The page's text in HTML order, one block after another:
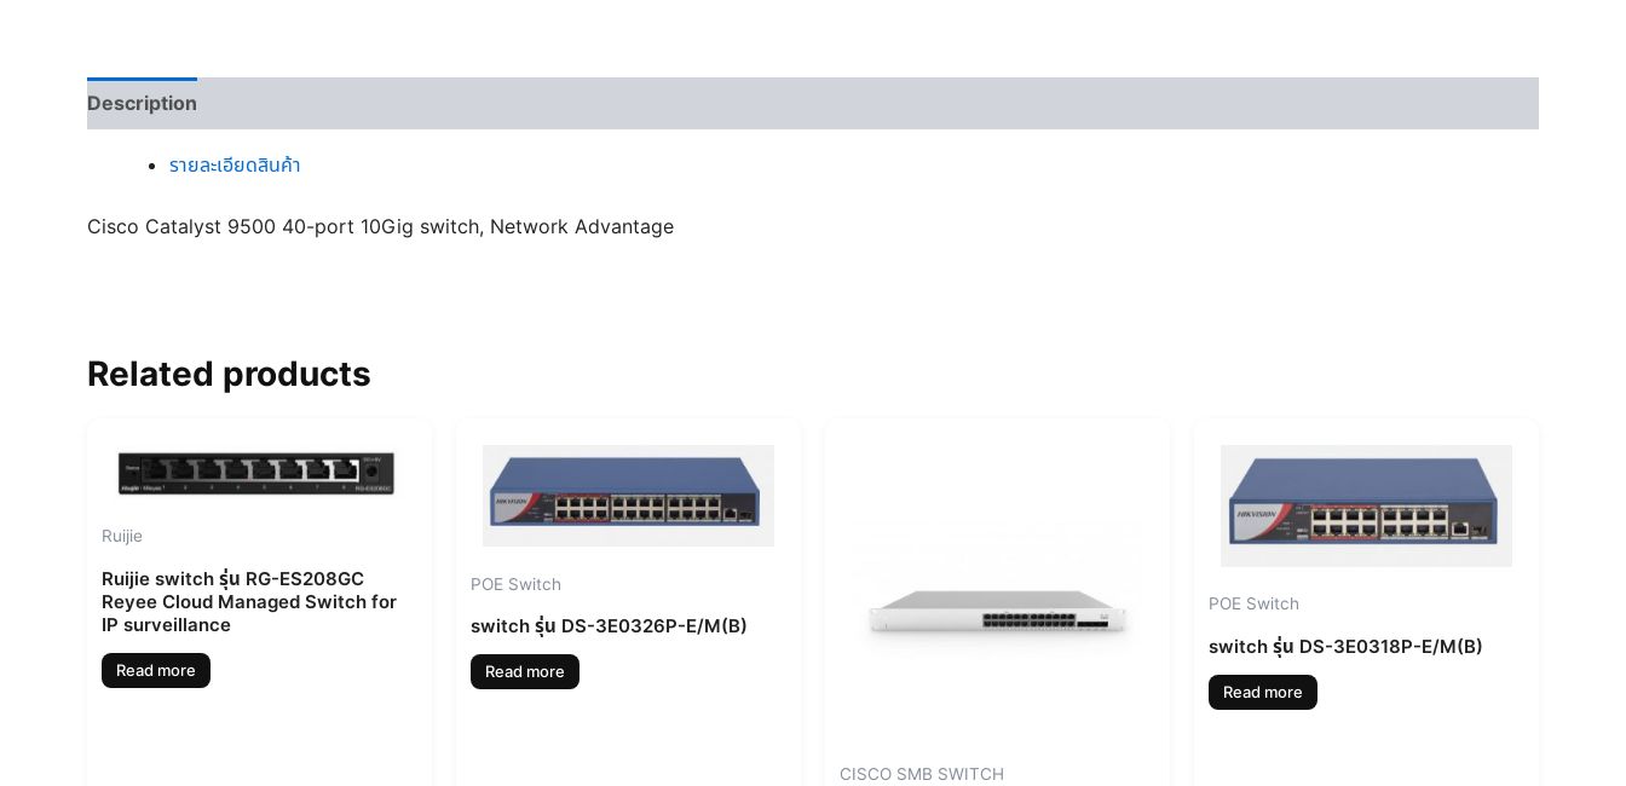
Description
รายละเอียดสินค้า
Cisco Catalyst 9500 40-port 10Gig switch, Network Advantage
Related products
Ruijie
Ruijie switch รุ่น RG-ES208GC
Reyee Cloud Managed Switch for
IP surveillance
Read more
POE Switch
switch รุ่น DS-3E0326P-E/M(B)
Read more
CISCO SMB SWITCH
POE Switch
switch รุ่น DS-3E0318P-E/M(B)
Read more